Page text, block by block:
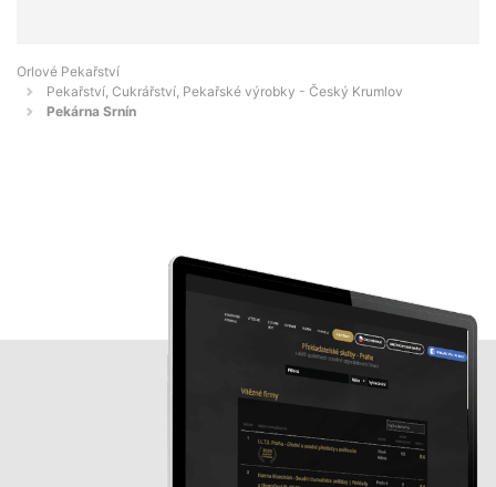
Orlové Pekařství
Pekařství, Cukrářství, Pekařské výrobky - Český Krumlov
Pekárna Srnín